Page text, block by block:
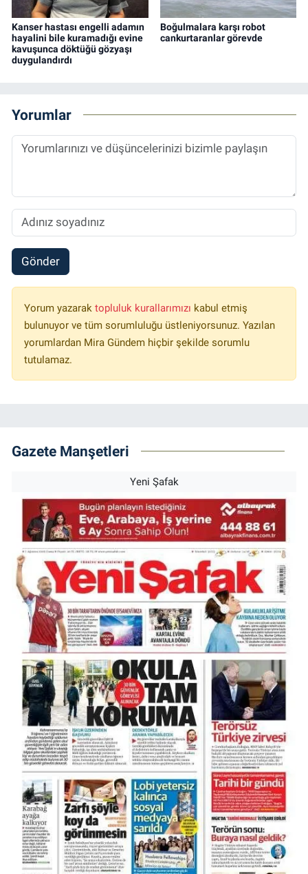
Kanser hastası engelli adamın
hayalini bile kuramadığı evine
kavuşunca döktüğü gözyaşı
duygulandırdı
Boğulmalara karşı robot
cankurtaranlar görevde
Yorumlar
Gönder
Yorum yazarak topluluk kurallarımızı kabul etmiş
bulunuyor ve tüm sorumluluğu üstleniyorsunuz. Yazılan
yorumlardan Mira Gündem hiçbir şekilde sorumlu
tutulamaz.
Gazete Manşetleri
Yeni Şafak